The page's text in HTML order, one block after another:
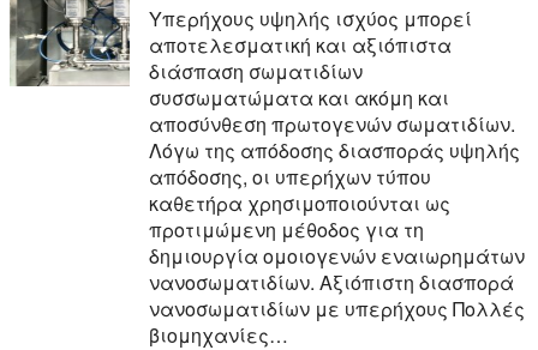
Υπερήχους υψηλής ισχύος μπορεί
αποτελεσματική και αξιόπιστα
διάσπαση σωματιδίων
συσσωματώματα και ακόμη και
αποσύνθεση πρωτογενών σωματιδίων.
Λόγω της απόδοσης διασποράς υψηλής
απόδοσης, οι υπερήχων τύπου
καθετήρα χρησιμοποιούνται ως
προτιμώμενη μέθοδος για τη
δημιουργία ομοιογενών εναιωρημάτων
νανοσωματιδίων. Αξιόπιστη διασπορά
νανοσωματιδίων με υπερήχους Πολλές
βιομηχανίες…